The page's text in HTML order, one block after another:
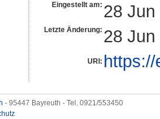
Eingestellt am: 28
Letzte Änderung: 28
URI:
- 95447 Bayreuth - Tel. 0921/553450